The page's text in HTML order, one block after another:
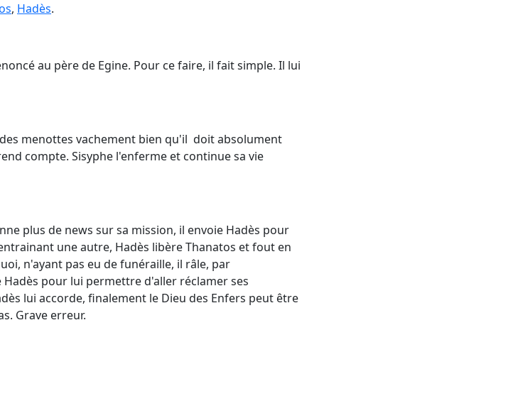
, Hadès.
au père de Egine. Pour ce faire, il fait simple. Il lui
menottes vachement bien qu'il doit absolument
compte. Sisyphe l'enferme et continue sa vie
plus de news sur sa mission, il envoie Hadès pour
une autre, Hadès libère Thanatos et fout en
n'ayant pas eu de funéraille, il râle, par
pour lui permettre d'aller réclamer ses
lui accorde, finalement le Dieu des Enfers peut être
Grave erreur.